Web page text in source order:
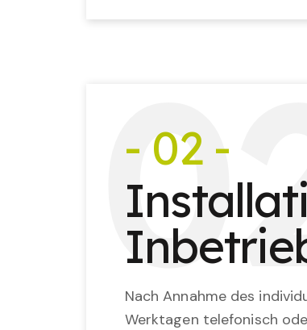
0
- 02 -
Nach Annahme des
Werktagen telefonisch